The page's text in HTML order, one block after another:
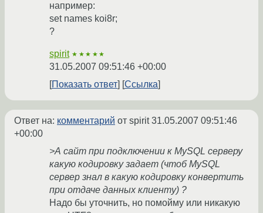
например:
set names koi8r;
?
spirit ★★★★★
31.05.2007 09:51:46 +00:00
Показать ответ
Ссылка
Ответ на: комментарий от spirit31.05.2007 09:51:46
+00:00
>А сайт при подключении к MySQL серверу
какую кодировку задает (чтоб MySQL
сервер знал в какую кодировку конвертить
при отдаче данных клиенту) ?
Надо бы уточнить, но помойму или никакую